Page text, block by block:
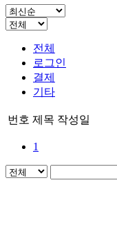
전체
로그인
결제
기타
번호 제목 작성일
1